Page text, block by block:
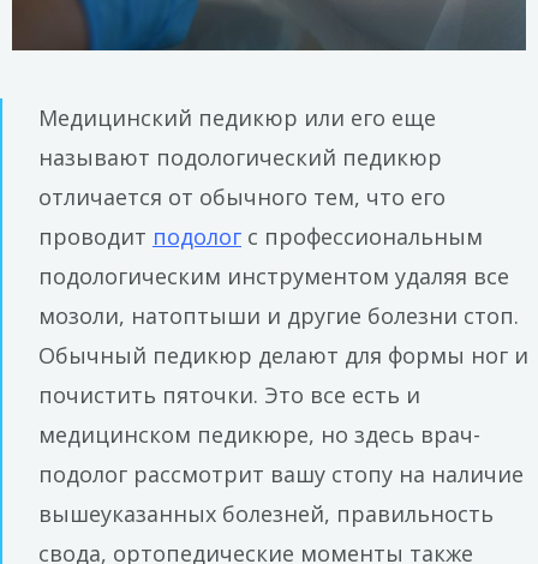
Медицинский педикюр или его еще
называют подологический педикюр
отличается от обычного тем, что его
проводит подолог с профессиональным
подологическим инструментом удаляя все
мозоли, натоптыши и другие болезни стоп.
Обычный педикюр делают для формы ног и
почистить пяточки. Это все есть и
медицинском педикюре, но здесь врач-
подолог рассмотрит вашу стопу на наличие
вышеуказанных болезней, правильность
свода, ортопедические моменты также